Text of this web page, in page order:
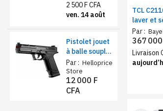
2 500 F CFA
ven. 14 août
Pistolet jouet
à balle souple
sécurisé –
Éjection de
coquilles et
chargeur
Par : Helloprice
Store
12 000 F
CFA
TCL
laver et
11KG/
lave-
capacité,
d’énergie
Par :
367 000
Livraison